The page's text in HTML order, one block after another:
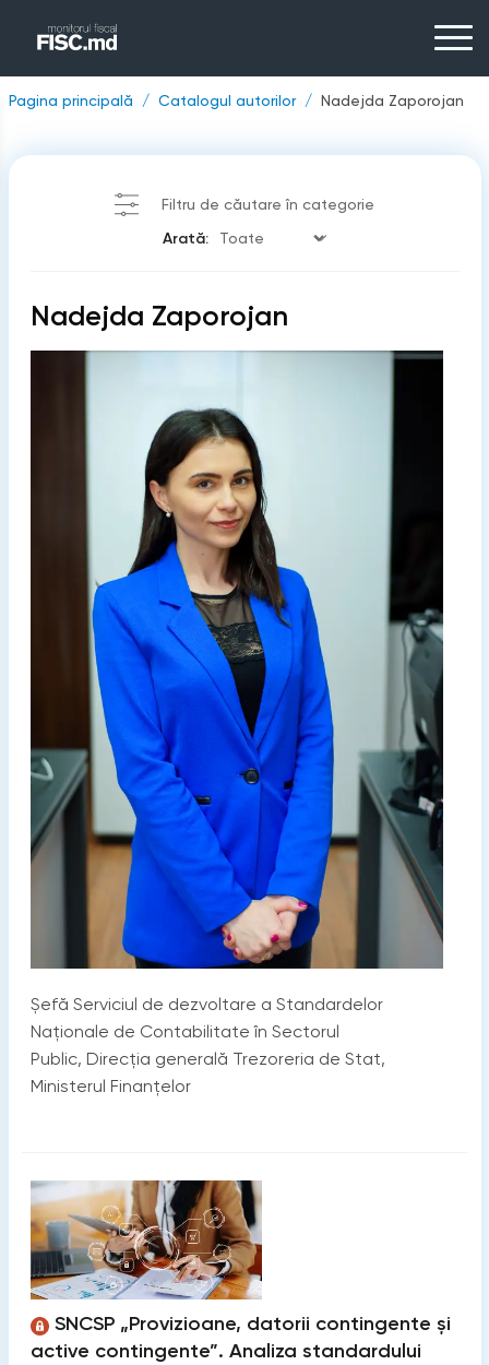
Pagina principală Catalogul autorilor Nadejda Zaporojan
Filtru de căutare în categorie
Arată:
Nadejda Zaporojan
Șefă Serviciul de dezvoltare a Standardelor
Naționale de Contabilitate în Sectorul
Public, Direcția generală Trezoreria de Stat,
Ministerul Finanțelor
SNCSP „Provizioane, datorii contingente şi
active contingente”. Analiza standardului